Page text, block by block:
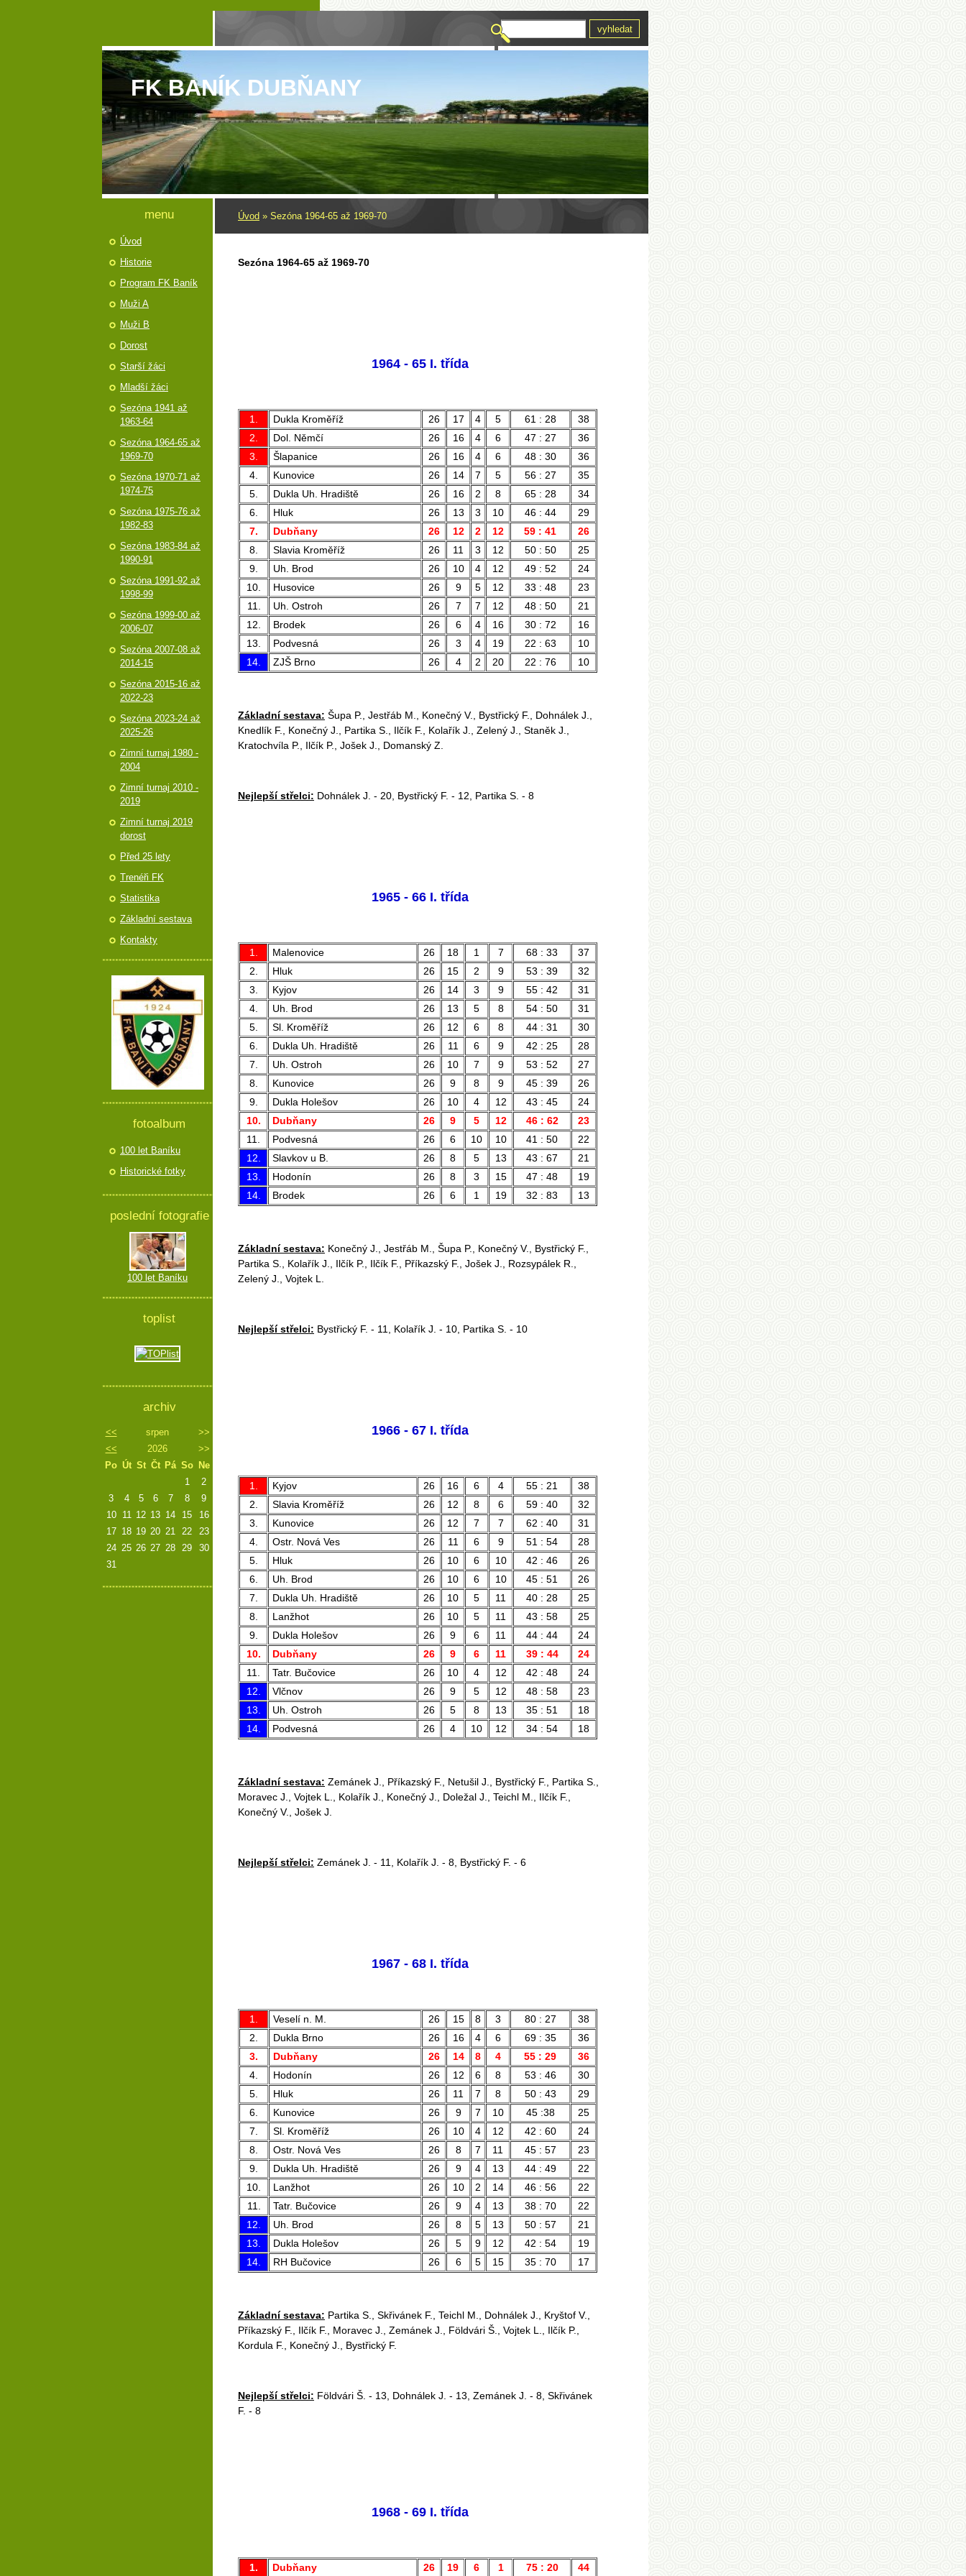
FK BANÍK DUBŇANY
Úvod » Sezóna 1964-65 až 1969-70
Sezóna 1964-65 až 1969-70
1964 - 65 I. třída
1. Dukla Kroměříž 26 17 4 5 61 : 28
38
2.
Dol. Němčí 26 16 4 6 47 : 27
36
3.
Šlapanice 26 16 4 6 48 : 30
36
4.
Kunovice 26 14 7 5 56 : 27
35
5.
Dukla Uh. Hradiště 26 16 2 8 65 : 28
34
6.
Hluk 26 13 3 10 46 : 44
29
7.
Dubňany 26 12 2 12 59 : 41
26
8.
Slavia Kroměříž 26 11 3 12 50 : 50
25
9.
Uh. Brod 26 10 4 12 49 : 52
24
10.
Husovice 26 9 5 12 33 : 48
23
11.
Uh. Ostroh 26 7 7 12 48 : 50
21
12.
Brodek 26 6 4 16 30 : 72
16
13.
Podvesná 26 3 4 19 22 : 63
10
14.
ZJŠ Brno 26 4 2 20 22 : 76 10
Základní sestava: Šupa P., Jestřáb M., Konečný V., Bystřický F., Dohnálek J.,
Knedlík F., Konečný J., Partika S., Ilčík F., Kolařík J., Zelený J., Staněk J.,
Kratochvíla P., Ilčík P., Jošek J., Domanský Z.
Nejlepší střelci: Dohnálek J. - 20, Bystřický F. - 12, Partika S. - 8
1965 - 66 I. třída
1. Malenovice 26 18 1 7 68 : 33
37
2.
Hluk 26 15 2 9 53 : 39
32
3.
Kyjov 26 14 3 9 55 : 42
31
4.
Uh. Brod 26 13 5 8 54 : 50
31
5.
Sl. Kroměříž 26 12 6 8 44 : 31
30
6.
Dukla Uh. Hradiště 26 11 6 9 42 : 25
28
7.
Uh. Ostroh 26 10 7 9 53 : 52
27
8.
Kunovice 26 9 8 9 45 : 39
26
9.
Dukla Holešov 26 10 4 12 43 : 45
24
10.
Dubňany 26 9 5 12 46 : 62
23
11.
Podvesná 26 6 10 10 41 : 50
22
12.
Slavkov u B. 26 8 5 13 43 : 67
21
13.
Hodonín 26 8 3 15 47 : 48
19
14.
Brodek 26 6 1 19 32 : 83 13
Základní sestava: Konečný J., Jestřáb M., Šupa P., Konečný V., Bystřický F.,
Partika S., Kolařík J., Ilčík P., Ilčík F., Příkazský F., Jošek J., Rozsypálek R.,
Zelený J., Vojtek L.
Nejlepší střelci: Bystřický F. - 11, Kolařík J. - 10, Partika S. - 10
1966 - 67 I. třída
1. Kyjov 26 16 6 4 55 : 21
38
2.
Slavia Kroměříž 26 12 8 6 59 : 40
32
3.
Kunovice 26 12 7 7 62 : 40
31
4.
Ostr. Nová Ves 26 11 6 9 51 : 54
28
5.
Hluk 26 10 6 10 42 : 46
26
6.
Uh. Brod 26 10 6 10 45 : 51
26
7.
Dukla Uh. Hradiště 26 10 5 11 40 : 28
25
8.
Lanžhot 26 10 5 11 43 : 58
25
9.
Dukla Holešov 26 9 6 11 44 : 44
24
10.
Dubňany 26 9 6 11 39 : 44
24
11.
Tatr. Bučovice 26 10 4 12 42 : 48
24
12.
Vlčnov 26 9 5 12 48 : 58
23
13.
Uh. Ostroh 26 5 8 13 35 : 51
18
14.
Podvesná 26 4 10 12 34 : 54 18
Základní sestava: Zemánek J., Příkazský F., Netušil J., Bystřický F., Partika S.,
Moravec J., Vojtek L., Kolařík J., Konečný J., Doležal J., Teichl M., Ilčík F.,
Konečný V., Jošek J.
Nejlepší střelci: Zemánek J. - 11, Kolařík J. - 8, Bystřický F. - 6
1967 - 68 I. třída
1. Veselí n. M. 26 15 8 3 80 : 27
38
2.
Dukla Brno 26 16 4 6 69 : 35
36
3.
Dubňany 26 14 8 4 55 : 29
36
4.
Hodonín 26 12 6 8 53 : 46
30
5.
Hluk 26 11 7 8 50 : 43
29
6.
Kunovice 26 9 7 10 45 :38
25
7.
Sl. Kroměříž 26 10 4 12 42 : 60
24
8.
Ostr. Nová Ves 26 8 7 11 45 : 57
23
9.
Dukla Uh. Hradiště 26 9 4 13 44 : 49
22
10.
Lanžhot 26 10 2 14 46 : 56
22
11.
Tatr. Bučovice 26 9 4 13 38 : 70
22
12.
Uh. Brod 26 8 5 13 50 : 57
21
13.
Dukla Holešov 26 5 9 12 42 : 54
19
14.
RH Bučovice 26 6 5 15 35 : 70 17
Základní sestava: Partika S., Skřivánek F., Teichl M., Dohnálek J., Kryštof V.,
Příkazský F., Ilčík F., Moravec J., Zemánek J., Földvári Š., Vojtek L., Ilčík P.,
Kordula F., Konečný J., Bystřický F.
Nejlepší střelci: Földvári Š. - 13, Dohnálek J. - 13, Zemánek J. - 8, Skřivánek
F. - 8
1968 - 69 I. třída
1. Dubňany 26 19 6 1 75 : 20 44
menu
Úvod
Historie
Program FK Baník
Muži A
Muži B
Dorost
Starší žáci
Mladší žáci
Sezóna 1941 až
1963-64
Sezóna 1964-65 až
1969-70
Sezóna 1970-71 až
1974-75
Sezóna 1975-76 až
1982-83
Sezóna 1983-84 až
1990-91
Sezóna 1991-92 až
1998-99
Sezóna 1999-00 až
2006-07
Sezóna 2007-08 až
2014-15
Sezóna 2015-16 až
2022-23
Sezóna 2023-24 až
2025-26
Zimní turnaj 1980 -
2004
Zimní turnaj 2010 -
2019
Zimní turnaj 2019
dorost
Před 25 lety
Trenéři FK
Statistika
Základní sestava
Kontakty
fotoalbum
100 let Baníku
Historické fotky
poslední fotografie
100 let Baníku
toplist
archiv
<< srpen
>>
<<
2026
>>
Po Út St Čt Pá So
Ne
1
2
3
4 5 6 7 8
9
10
11 12 13 14 15
16
17 18 19 20 21 22
23
24 25 26 27 28 29
30
31